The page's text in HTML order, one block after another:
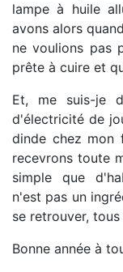
lampe à huile
avons alors
ne voulions pas
prête à cuire et
Et, me suis-je
d'électricité de
dinde chez mon
recevrons toute
simple que
n'est pas un
se retrouver,
Bonne année à